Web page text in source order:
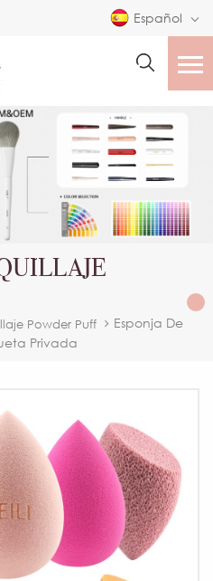
Español
Powder Puff
Esponja De
Privada